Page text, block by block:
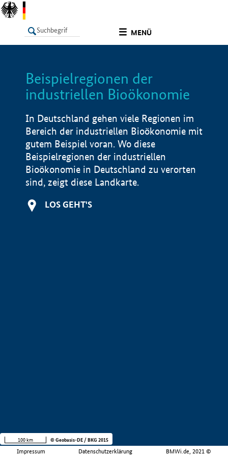
MENÜ
LISTE
Beispielregionen der
industriellen Bioökonomie
In Deutschland gehen viele Regionen im
Bereich der industriellen Bioökonomie mit
gutem Beispiel voran. Wo diese
Beispielregionen der industriellen
Bioökonomie in Deutschland zu verorten
sind, zeigt diese Landkarte.
LOS GEHT'S
Impressum Datenschutzerklärung BMWi.de, 2021 ©
100 km © Geobasis-DE / BKG 2015